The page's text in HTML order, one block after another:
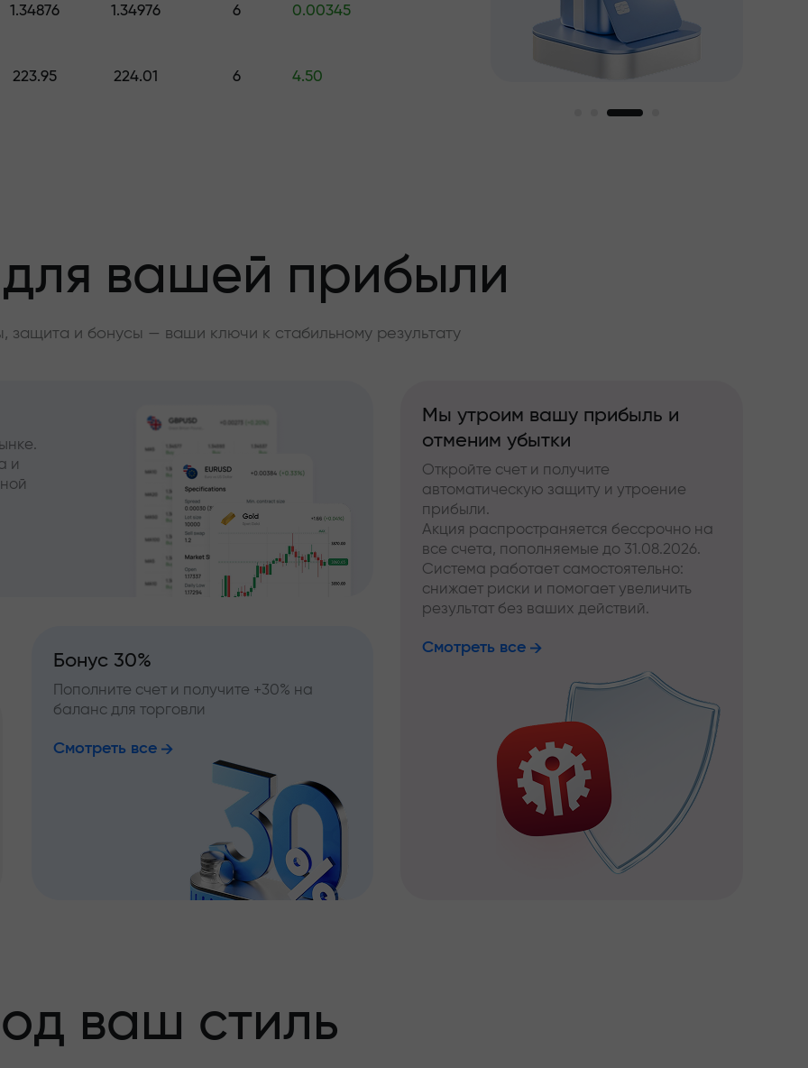
прибыль
—самый крупный
1.34876 1.34976 6 0.00345
223.95 224.01 6 4.50
вашей прибыли
защита и бонусы — ваши ключи к стабильному результату
и
Бонус 30%
Пополните счет и получите +30% на
баланс для торговли
Смотреть все
Мы утроим вашу прибыль и
отменим убытки
Откройте счет и получите
автоматическую защиту и утроение
прибыли.
Акция распространяется бессрочно на
все счета, пополняемые до 31.08.2026.
Система работает самостоятельно:
снижает риски и помогает увеличить
результат без ваших действий.
Смотреть все
ваш стиль